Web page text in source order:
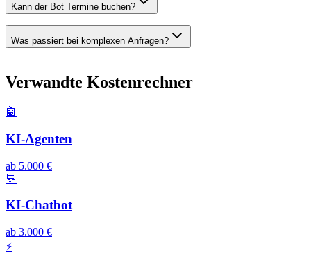
Kann der Bot Termine buchen?
Was passiert bei komplexen Anfragen?
Verwandte Kostenrechner
🤖
KI-Agenten
ab 5.000 €
💬
KI-Chatbot
ab 3.000 €
⚡